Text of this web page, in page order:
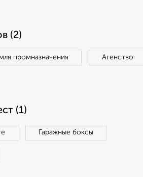
(2)
промназначения Агенство
(1)
Гаражные боксы